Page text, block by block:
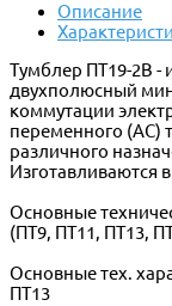
Описание
Тумблер ПТ19-2В -
двухполюсный
коммутации
переменного (AC)
различного
Изготавливаются
Основные
(ПТ9, ПТ11, ПТ13,
Основные тех.
ПТ13